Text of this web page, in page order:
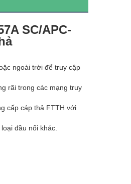
SC/APC-
ngoài trời để truy cập
rãi trong các mạng truy
cấp cáp thả FTTH với
đầu nối khác.